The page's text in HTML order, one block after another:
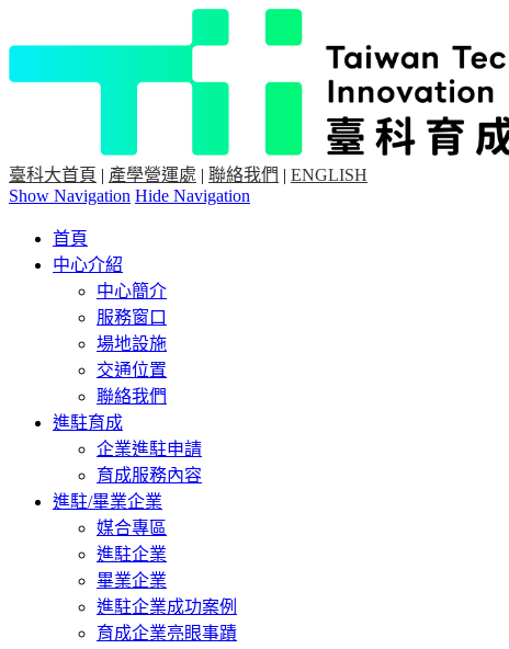
臺科大首頁 | 產學營運處 | 聯絡我們 | ENGLISH
Show Navigation Hide Navigation
首頁
中心介紹
中心簡介
服務窗口
場地設施
交通位置
聯絡我們
進駐育成
企業進駐申請
育成服務內容
進駐/畢業企業
媒合專區
進駐企業
畢業企業
進駐企業成功案例
育成企業亮眼事蹟